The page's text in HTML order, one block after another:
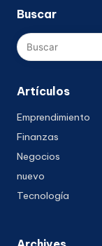
Buscar
Artículos
Emprendimiento
Finanzas
Negocios
nuevo
Tecnología